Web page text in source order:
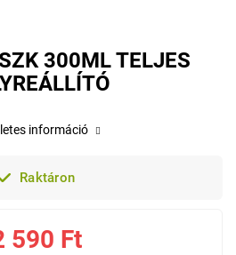
300ML TELJES
Raktáron
590 Ft
információ